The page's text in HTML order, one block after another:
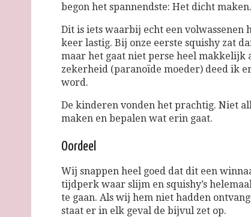
begon het spannendste: Het dicht maken.
Dit is iets waarbij echt een volwassenen
keer lastig. Bij onze eerste squishy zat
maar het gaat niet perse heel makkelijk
zekerheid (paranoïde moeder) deed ik
word.
De kinderen vonden het prachtig. Niet
maken en bepalen wat erin gaat.
Oordeel
Wij snappen heel goed dat dit een
tijdperk waar slijm en squishy’s
te gaan. Als wij hem niet hadden
staat er in elk geval de bijvul zet op.